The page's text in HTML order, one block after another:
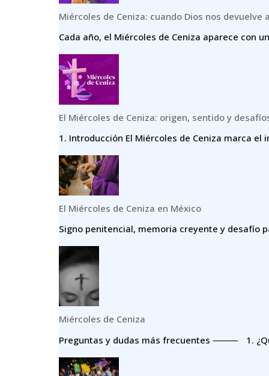
Miércoles de Ceniza: cuando Dios nos devuelve
Cada año, el Miércoles de Ceniza aparece con
El Miércoles de Ceniza: origen, sentido y
1.⁠ ⁠Introducción El Miércoles de Ceniza marca el
El Miércoles de Ceniza en México
Signo penitencial, memoria creyente y desafío
Miércoles de Ceniza
Preguntas y dudas más frecuentes ⸻ 1.⁠